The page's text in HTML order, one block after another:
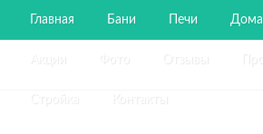
Главная Бани Печи Дома